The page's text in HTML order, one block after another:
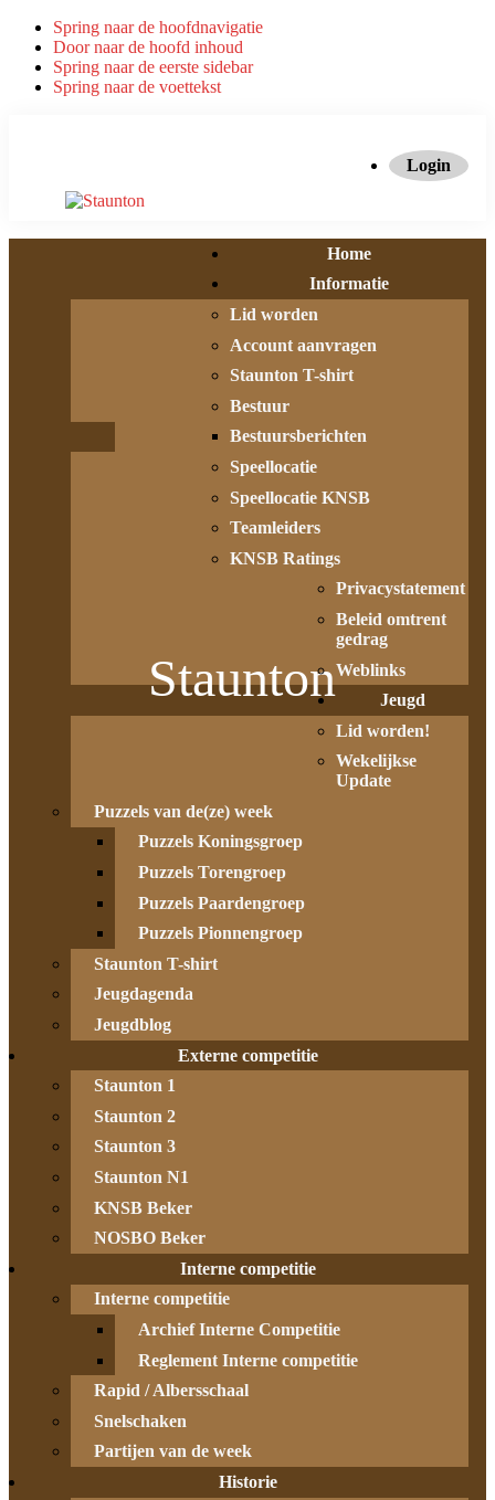
Spring naar de hoofdnavigatie
Door naar de hoofd inhoud
Spring naar de eerste sidebar
Spring naar de voettekst
Login
Staunton
Home
Informatie
Lid worden
Account aanvragen
Staunton T-shirt
Bestuur
Bestuursberichten
Speellocatie
Speellocatie KNSB
Teamleiders
KNSB Ratings
Privacystatement
Beleid omtrent
gedrag
Weblinks
Jeugd
Lid worden!
Wekelijkse
Update
Puzzels van de(ze) week
Puzzels Koningsgroep
Puzzels Torengroep
Puzzels Paardengroep
Puzzels Pionnengroep
Staunton T-shirt
Jeugdagenda
Jeugdblog
Externe competitie
Staunton 1
Staunton 2
Staunton 3
Staunton N1
KNSB Beker
NOSBO Beker
Interne competitie
Interne competitie
Archief Interne Competitie
Reglement Interne competitie
Rapid / Albersschaal
Snelschaken
Partijen van de week
Historie